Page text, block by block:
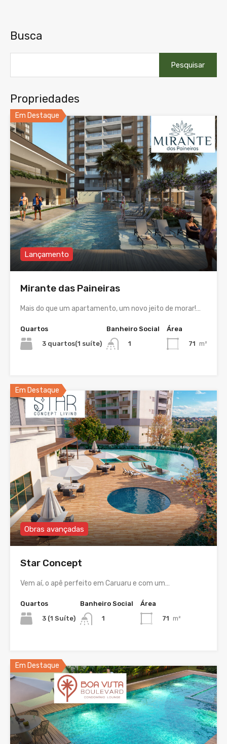
Busca
por:
Propriedades
Em Destaque
Lançamento
Mirante das Paineiras
Mais do que um apartamento, um novo jeito de morar!…
Quartos
3 quartos(1 suíte)
Banheiro Social
1
Área
71 m²
Em Destaque
Obras avançadas
Star Concept
Vem aí, o apê perfeito em Caruaru e com um…
Quartos
3 (1 Suíte)
Banheiro Social
1
Área
71 m²
Em Destaque